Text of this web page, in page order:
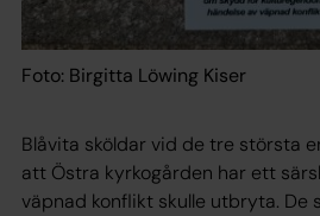
Foto: Birgitta Löwing Kiser
Blåvita sköldar vid de tre största
att Östra kyrkogården har ett
väpnad konflikt skulle utbryta. De